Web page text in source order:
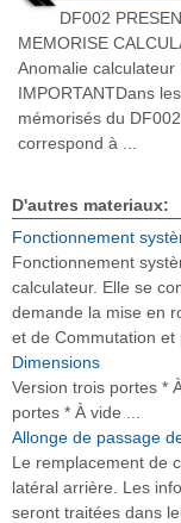
DF002
MEMORISE
Anomalie calculateur
IMPORTANTDans
mémorisés du
correspond à ...
D'autres materiaux:
Fonctionnement
Fonctionnement
calculateur. Elle se
demande la mise en
et de Commutation et
Dimensions
Version trois portes *
portes * À vide ...
Allonge de passage
Le remplacement de
latéral arrière. Les
seront traitées dans